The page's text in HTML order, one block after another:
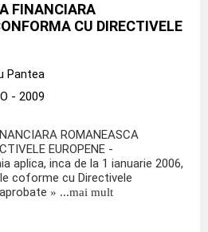
FINANCIARA
CU DIRECTIVELE
Pantea
- 2009
ROMANEASCA
EUROPENE -
aplica, inca de la 1 ianuarie 2006,
coforme cu Directivele
» ...mai mult